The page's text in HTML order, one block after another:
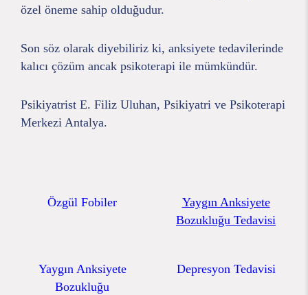
özel öneme sahip olduğudur.
Son söz olarak diyebiliriz ki, anksiyete tedavilerinde
kalıcı çözüm ancak psikoterapi ile mümkündür.
Psikiyatrist E. Filiz Uluhan, Psikiyatri ve Psikoterapi
Merkezi Antalya.
Özgül Fobiler
Yaygın Anksiyete
Bozukluğu Tedavisi
Yaygın Anksiyete
Bozukluğu
Depresyon Tedavisi